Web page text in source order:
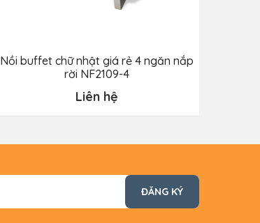
Nồi buffet chữ nhật giá rẻ 4 ngăn nắp
rời NF2109-4
Liên hệ